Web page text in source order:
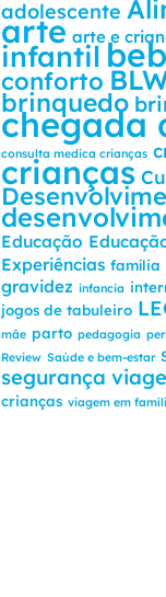
adolescente
arte arte e
infantil
conforto
brinquedo
chegada
consulta medica crianças
crianças
Educação
Experiências família
gravidez infancia
jogos de tabuleiro
mãe parto pedagogia
Review Saúde e bem-estar
segurança
crianças viagem em